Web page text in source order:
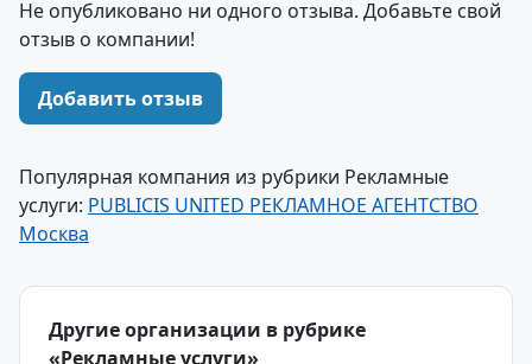
Не опубликовано ни одного отзыва. Добавьте свой
отзыв о компании!
Добавить отзыв
Популярная компания из рубрики Рекламные
услуги: PUBLICIS UNITED РЕКЛАМНОЕ АГЕНТСТВО
Москва
Другие организации в рубрике
«Рекламные услуги»